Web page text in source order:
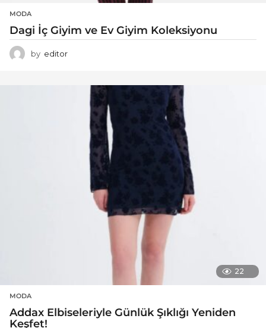
MODA
Dagi İç Giyim ve Ev Giyim Koleksiyonu
by editor
22
MODA
Addax Elbiseleriyle Günlük Şıklığı Yeniden
Keşfet!